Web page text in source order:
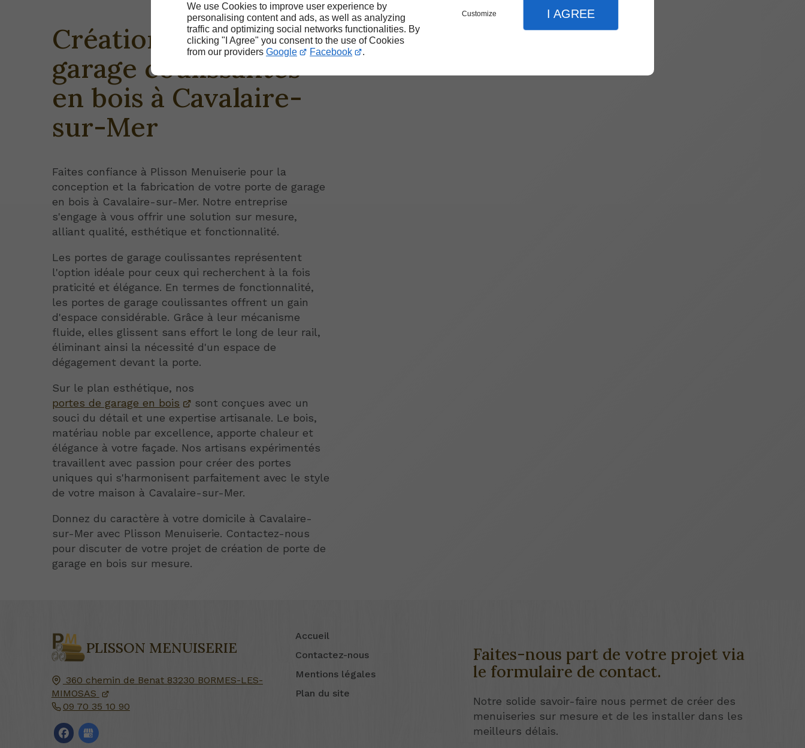
We use Cookies to improve user experience by
personalising content and ads, as well as analyzing
traffic and optimizing social networks functionalities. By
clicking "I Agree" you consent to the use of Cookies
from our providers Google Facebook .
Customize I AGREE
Création de portes de
garage coulissantes
en bois à Cavalaire-
sur-Mer
Faites confiance à Plisson Menuiserie pour la
conception et la fabrication de votre porte de garage
en bois à Cavalaire-sur-Mer. Notre entreprise
s'engage à vous offrir une solution sur mesure,
alliant qualité, esthétique et fonctionnalité.
Les portes de garage coulissantes représentent
l'option idéale pour ceux qui recherchent à la fois
praticité et élégance. En termes de fonctionnalité,
les portes de garage coulissantes offrent un gain
d'espace considérable. Grâce à leur mécanisme
fluide, elles glissent sans effort le long de leur rail,
éliminant ainsi la nécessité d'un espace de
dégagement devant la porte.
Sur le plan esthétique, nos
portes de garage en bois
sont conçues avec un
souci du détail et une expertise artisanale. Le bois,
matériau noble par excellence, apporte chaleur et
élégance à votre façade. Nos artisans expérimentés
travaillent avec passion pour créer des portes
uniques qui s'harmonisent parfaitement avec le style
de votre maison à Cavalaire-sur-Mer.
Donnez du caractère à votre domicile à Cavalaire-
sur-Mer avec Plisson Menuiserie. Contactez-nous
pour discuter de votre projet de création de porte de
garage en bois sur mesure.
PLISSON MENUISERIE
360 chemin de Benat 83230 BORMES-LES-
MIMOSAS
09 70 35 10 90
Accueil
Contactez-nous
Mentions légales
Plan du site
Faites-nous part de votre projet via
le formulaire de contact.
Notre solide savoir-faire nous permet de créer des
menuiseries sur mesure et de les installer dans les
meilleurs délais.